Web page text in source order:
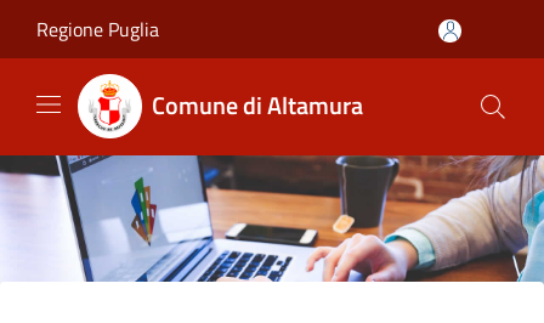
Regione Puglia
Comune di Altamura